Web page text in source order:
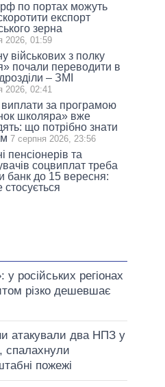
по портах можуть
експорт
зерна
2026, 01:59
військових з полку
почали переводити в
– ЗМІ
2026, 02:41
за програмою
школяра» вже
що потрібно знати
7 серпня 2026, 23:56
пенсіонерів та
соцвиплат треба
банк до 15 вересня:
стосується
у російських регіонах
різко дешевшає
атакували два НПЗ у
спалахнули
пожежі